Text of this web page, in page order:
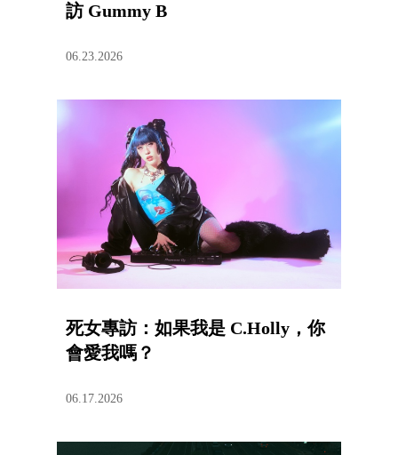
訪 Gummy B
06.23.2026
死女專訪：如果我是 C.Holly，你
會愛我嗎？
06.17.2026